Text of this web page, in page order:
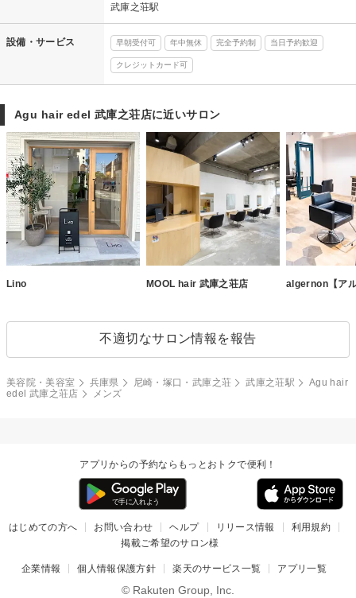
武庫之荘駅
設備・サービス 早朝受付可 年中無休 完全予約制 当日予約歓迎
クレジットカード可
Agu hair edel 武庫之荘店に近いサロン
Lino MOOL hair 武庫之荘店 algernon【ア
不適切なサロン情報を報告
美容院・美容室 兵庫県 尼崎・塚口・武庫之荘 武庫之荘駅
Agu hair
edel 武庫之荘店
メンズ
アプリからの予約ならもっとおトクで便利！
はじめての方へ お問い合わせ ヘルプ リリース情報
利用規約
掲載ご希望のサロン様
企業情報 個人情報保護方針 楽天のサービス一覧 アプリ一覧
© Rakuten Group, Inc.